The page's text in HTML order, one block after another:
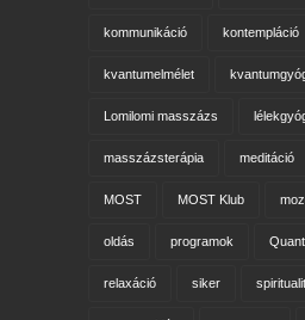
kommunikáció kontempláció
kvantumelmélet
Lomilomi masszázs
masszázsterápia meditáció
MOST MOST Klub
oldás programok
relaxáció siker